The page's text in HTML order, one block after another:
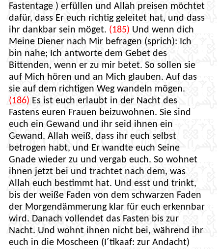
Fastentage ) erfüllen und Allah preisen möchtet
dafür, dass Er euch richtig geleitet hat, und dass
ihr dankbar sein möget. (185) Und wenn dich
Meine Diener nach Mir befragen (sprich): Ich
bin nahe; Ich antworte dem Gebet des
Bittenden, wenn er zu mir betet. So sollen sie
auf Mich hören und an Mich glauben. Auf das
sie auf dem richtigen Weg wandeln mögen.
(186) Es ist euch erlaubt in der Nacht des
Fastens euren Frauen beizuwohnen. Sie sind
euch ein Gewand und ihr seid ihnen ein
Gewand. Allah weiß, dass ihr euch selbst
betrogen habt, und Er wandte euch Seine
Gnade wieder zu und vergab euch. So wohnet
ihnen jetzt bei und trachtet nach dem, was
Allah euch bestimmt hat. Und esst und trinkt,
bis der weiße Faden von dem schwarzen Faden
der Morgendämmerung klar für euch erkennbar
wird. Danach vollendet das Fasten bis zur
Nacht. Und wohnt ihnen nicht bei, während ihr
euch in die Moscheen (I´tikaaf: zur Andacht)